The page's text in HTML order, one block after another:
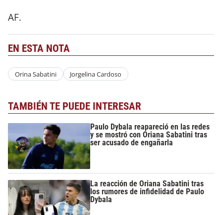
AF.
EN ESTA NOTA
Orina Sabatini Jorgelina Cardoso
TAMBIÉN TE PUEDE INTERESAR
Paulo Dybala reapareció en las redes
y se mostró con Oriana Sabatini tras
ser acusado de engañarla
La reacción de Oriana Sabatini tras
los rumores de infidelidad de Paulo
Dybala